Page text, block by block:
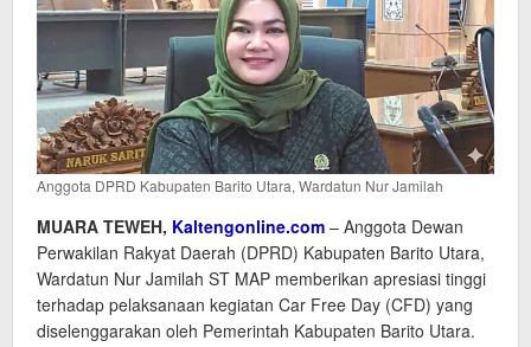
Anggota DPRD Kabupaten Barito Utara, Wardatun Nur Jamilah
MUARA TEWEH, Kaltengonline.com – Anggota Dewan
Perwakilan Rakyat Daerah (DPRD) Kabupaten Barito Utara,
Wardatun Nur Jamilah ST MAP memberikan apresiasi tinggi
terhadap pelaksanaan kegiatan Car Free Day (CFD) yang
diselenggarakan oleh Pemerintah Kabupaten Barito Utara.